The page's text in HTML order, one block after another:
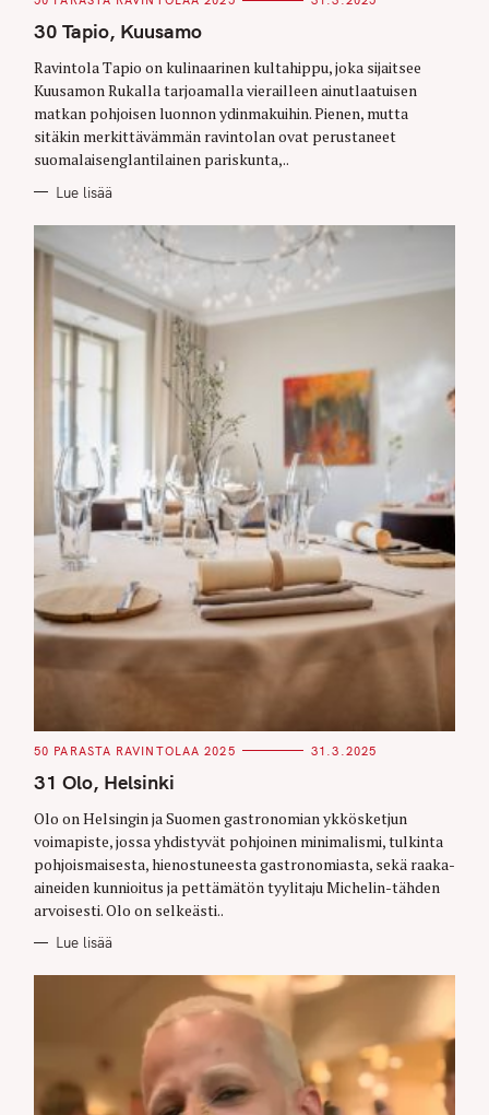
T
E
O
R
I
S
30 Tapio, Kuusamo
Ravintola Tapio on kulinaarinen kultahippu, joka sijaitsee
Kuusamon Rukalla tarjoamalla vierailleen ainutlaatuisen
matkan pohjoisen luonnon ydinmakuihin. Pienen, mutta
sitäkin merkittävämmän ravintolan ovat perustaneet
suomalaisenglantilainen pariskunta,..
Lue lisää
C
T
E
O
R
I
S
50 PARASTA RAVINTOLAA 2025 31.3.2025
31 Olo, Helsinki
Olo on Helsingin ja Suomen gastronomian ykkösketjun
voimapiste, jossa yhdistyvät pohjoinen minimalismi, tulkinta
pohjoismaisesta, hienostuneesta gastronomiasta, sekä raaka-
aineiden kunnioitus ja pettämätön tyylitaju Michelin-tähden
arvoisesti. Olo on selkeästi..
Lue lisää